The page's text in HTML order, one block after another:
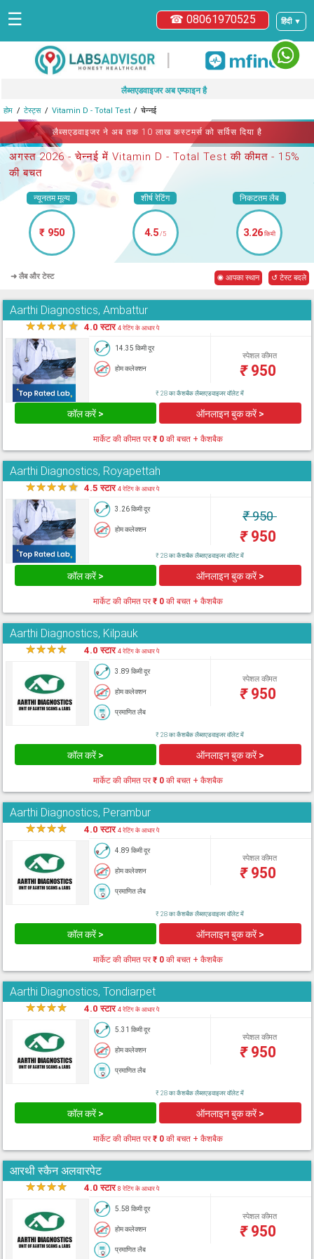
हिंदी ▼
☎ 08061970525
☰
|
लैब्सएडवाइजर अब एम्फाइन है
होम टेस्ट्स Vitamin D - Total Test चेन्नई
लैब्सएडवाइजर ने अब तक 10 लाख कस्टमर्स को सर्विस दिया है
अगस्त 2026 -चेन्नई में Vitamin D - Total Test की कीमत - 15%
की बचत
न्यूनतम मूल्य
₹ 950
शीर्ष रेटिंग
4.5/5
निकटतम लैब
3.26किमी
➜ लैब और टेस्ट ◉ आपका स्थान ↺ टेस्ट बदले
Aarthi Diagnostics, Ambattur
★★★★★ 4.0 स्टार4 रेटिंग के आधार पे
14.35 किमी दूर
होम कलेक्शन
स्पेशल कीमत
₹950
₹ 28 का कैशबैक लैब्सएडवाइजर वॉलेट में
कॉल करें > ऑनलाइन बुक करें >
मार्केट की कीमत पर₹ 0की बचत + कैशबैक
Aarthi Diagnostics, Royapettah
★★★★★ 4.5 स्टार4 रेटिंग के आधार पे
3.26 किमी दूर
होम कलेक्शन
₹950
₹950
₹ 28 का कैशबैक लैब्सएडवाइजर वॉलेट में
कॉल करें > ऑनलाइन बुक करें >
मार्केट की कीमत पर₹ 0की बचत + कैशबैक
Aarthi Diagnostics, Kilpauk
★★★★ 4.0 स्टार4 रेटिंग के आधार पे
3.89 किमी दूर
होम कलेक्शन
प्रमाणित लैब
स्पेशल कीमत
₹950
₹ 28 का कैशबैक लैब्सएडवाइजर वॉलेट में
कॉल करें > ऑनलाइन बुक करें >
मार्केट की कीमत पर₹ 0की बचत + कैशबैक
Aarthi Diagnostics, Perambur
★★★★ 4.0 स्टार4 रेटिंग के आधार पे
4.89 किमी दूर
होम कलेक्शन
प्रमाणित लैब
स्पेशल कीमत
₹950
₹ 28 का कैशबैक लैब्सएडवाइजर वॉलेट में
कॉल करें > ऑनलाइन बुक करें >
मार्केट की कीमत पर₹ 0की बचत + कैशबैक
Aarthi Diagnostics, Tondiarpet
★★★★ 4.0 स्टार4 रेटिंग के आधार पे
5.31 किमी दूर
होम कलेक्शन
प्रमाणित लैब
स्पेशल कीमत
₹950
₹ 28 का कैशबैक लैब्सएडवाइजर वॉलेट में
कॉल करें > ऑनलाइन बुक करें >
मार्केट की कीमत पर₹ 0की बचत + कैशबैक
आरथी स्कैन अलवारपेट
★★★★ 4.0 स्टार8 रेटिंग के आधार पे
5.58 किमी दूर
होम कलेक्शन
प्रमाणित लैब
स्पेशल कीमत
₹950